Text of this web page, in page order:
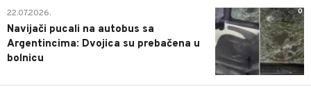
0
22.07.2026.
Navijači pucali na autobus sa
Argentincima: Dvojica su prebačena u
bolnicu